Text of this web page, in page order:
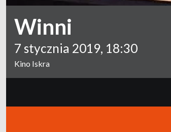
Winni
7 stycznia 2019, 18:30
Kino Iskra